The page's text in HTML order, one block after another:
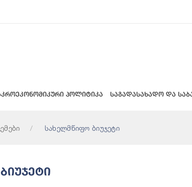
პოლიტიკა საგადასახადო და
სახელმწიფო ბიუჯეტი